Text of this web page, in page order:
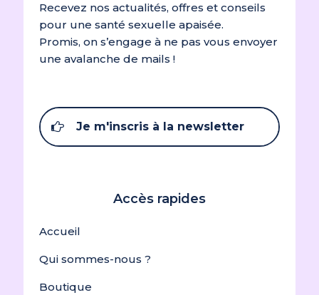
Recevez nos actualités, offres et conseils
pour une santé sexuelle apaisée.
Promis, on s’engage à ne pas vous envoyer
une avalanche de mails !
Je m'inscris à la newsletter
Accès rapides
Accueil
Qui sommes-nous ?
Boutique